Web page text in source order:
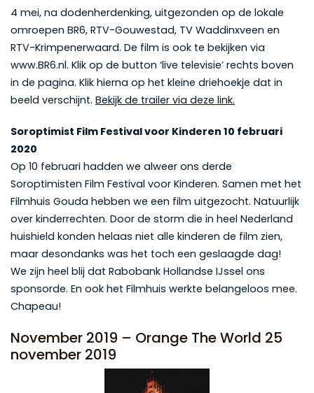
4 mei, na dodenherdenking, uitgezonden op de lokale
omroepen BR6, RTV-Gouwestad, TV Waddinxveen en
RTV-Krimpenerwaard. De film is ook te bekijken via
www.BR6.nl. Klik op de button ‘live televisie’ rechts boven
in de pagina. Klik hierna op het kleine driehoekje dat in
beeld verschijnt. Bekijk de trailer via deze link.
Soroptimist Film Festival voor Kinderen 10 februari
2020
Op 10 februari hadden we alweer ons derde
Soroptimisten Film Festival voor Kinderen. Samen met het
Filmhuis Gouda hebben we een film uitgezocht. Natuurlijk
over kinderrechten. Door de storm die in heel Nederland
huishield konden helaas niet alle kinderen de film zien,
maar desondanks was het toch een geslaagde dag!
We zijn heel blij dat Rabobank Hollandse IJssel ons
sponsorde. En ook het Filmhuis werkte belangeloos mee.
Chapeau!
November 2019 – Orange The World 25
november 2019